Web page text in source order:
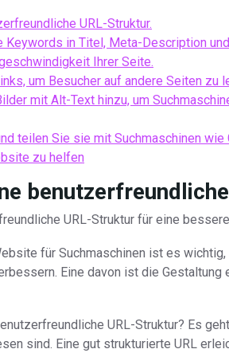
URL-Struktur.
Keywords in Titel, Meta-Description
Ihrer Seite.
um Besucher auf andere Seiten zu
mit Alt-Text hinzu, um
teilen Sie sie mit Suchmaschinen wie
zu helfen
URL-Struktur für eine
für Suchmaschinen ist es
Eine davon ist die Gestaltung
URL-Struktur? Es
sind. Eine gut strukturierte URL